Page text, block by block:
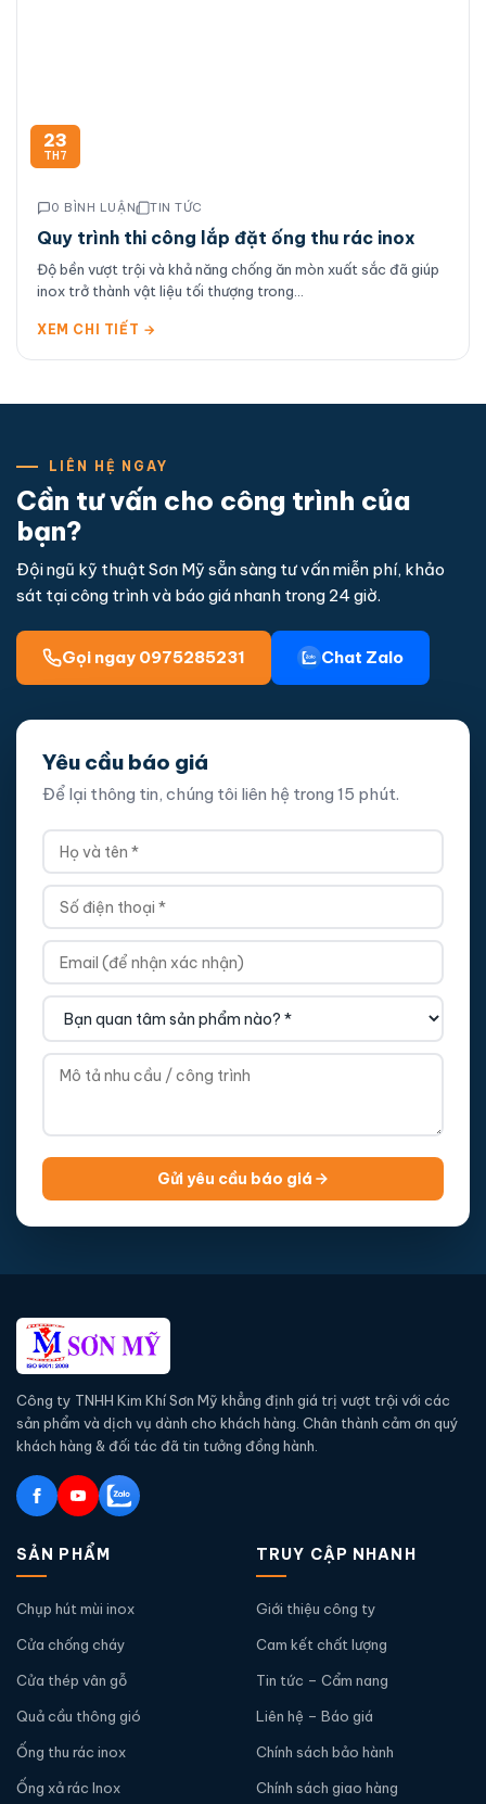
23
TH7
0 BÌNH LUẬN TIN TỨC
Quy trình thi công lắp đặt ống thu rác inox
Độ bền vượt trội và khả năng chống ăn mòn xuất sắc đã giúp
inox trở thành vật liệu tối thượng trong...
XEM CHI TIẾT →
LIÊN HỆ NGAY
Cần tư vấn cho công trình của
bạn?
Đội ngũ kỹ thuật Sơn Mỹ sẵn sàng tư vấn miễn phí, khảo
sát tại công trình và báo giá nhanh trong 24 giờ.
Gọi ngay 0975285231 Chat Zalo
Yêu cầu báo giá
Để lại thông tin, chúng tôi liên hệ trong 15 phút.
Gửi yêu cầu báo giá
Công ty TNHH Kim Khí Sơn Mỹ khẳng định giá trị vượt trội với các
sản phẩm và dịch vụ dành cho khách hàng. Chân thành cảm ơn quý
khách hàng & đối tác đã tin tưởng đồng hành.
SẢN PHẨM
Chụp hút mùi inox
Cửa chống cháy
Cửa thép vân gỗ
Quả cầu thông gió
Ống thu rác inox
Ống xả rác Inox
TRUY CẬP NHANH
Giới thiệu công ty
Cam kết chất lượng
Tin tức – Cẩm nang
Liên hệ – Báo giá
Chính sách bảo hành
Chính sách giao hàng